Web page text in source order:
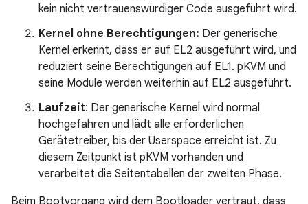
kein nicht vertrauenswürdiger Code ausgeführt wird.
Kernel ohne Berechtigungen: Der generische
Kernel erkennt, dass er auf EL2 ausgeführt wird, und
reduziert seine Berechtigungen auf EL1. pKVM und
seine Module werden weiterhin auf EL2 ausgeführt.
Laufzeit: Der generische Kernel wird normal
hochgefahren und lädt alle erforderlichen
Gerätetreiber, bis der Userspace erreicht ist. Zu
diesem Zeitpunkt ist pKVM vorhanden und
verarbeitet die Seitentabellen der zweiten Phase.
Beim Bootvorgang wird dem Bootloader vertraut, dass